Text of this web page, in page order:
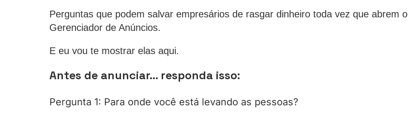
Perguntas que podem salvar empresários de rasgar dinheiro toda vez que abrem o
Gerenciador de Anúncios.
E eu vou te mostrar elas aqui.
Antes de anunciar… responda isso:
Pergunta 1: Para onde você está levando as pessoas?